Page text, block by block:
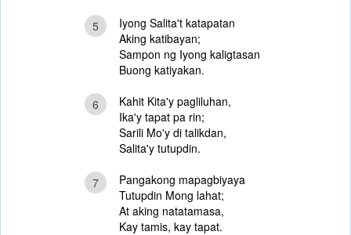
5
Iyong Salita't katapatan
Aking katibayan;
Sampon ng Iyong kaligtasan
Buong katiyakan.
6
Kahit Kita'y pagliluhan,
Ika'y tapat pa rin;
Sarili Mo'y di talikdan,
Salita'y tutupdin.
7
Pangakong mapagbiyaya
Tutupdin Mong lahat;
At aking natatamasa,
Kay tamis, kay tapat.